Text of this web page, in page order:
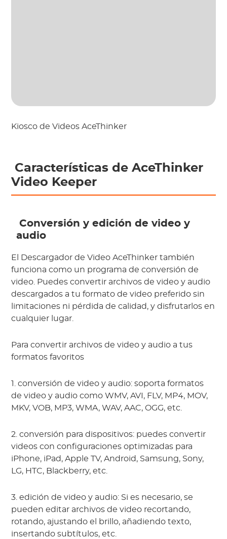
Kiosco de Videos AceThinker
Video Keeper
Conversión y edición de video y
audio
El Descargador de Video AceThinker también
funciona como un programa de conversión de
video. Puedes convertir archivos de video y audio
descargados a tu formato de video preferido sin
limitaciones ni pérdida de calidad, y disfrutarlos en
cualquier lugar.
Para convertir archivos de video y audio a tus
formatos favoritos
1. conversión de video y audio: soporta formatos
de video y audio como WMV, AVI, FLV, MP4, MOV,
MKV, VOB, MP3, WMA, WAV, AAC, OGG, etc.
2. conversión para dispositivos: puedes convertir
videos con configuraciones optimizadas para
iPhone, iPad, Apple TV, Android, Samsung, Sony,
LG, HTC, Blackberry, etc.
3. edición de video y audio: Si es necesario, se
pueden editar archivos de video recortando,
rotando, ajustando el brillo, añadiendo texto,
insertando subtítulos, etc.